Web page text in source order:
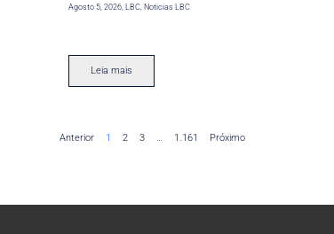
Agosto 5, 2026 ,LBC Noticias LBC
Leia mais
Anterior 1 2 3 … 1.161 Próximo